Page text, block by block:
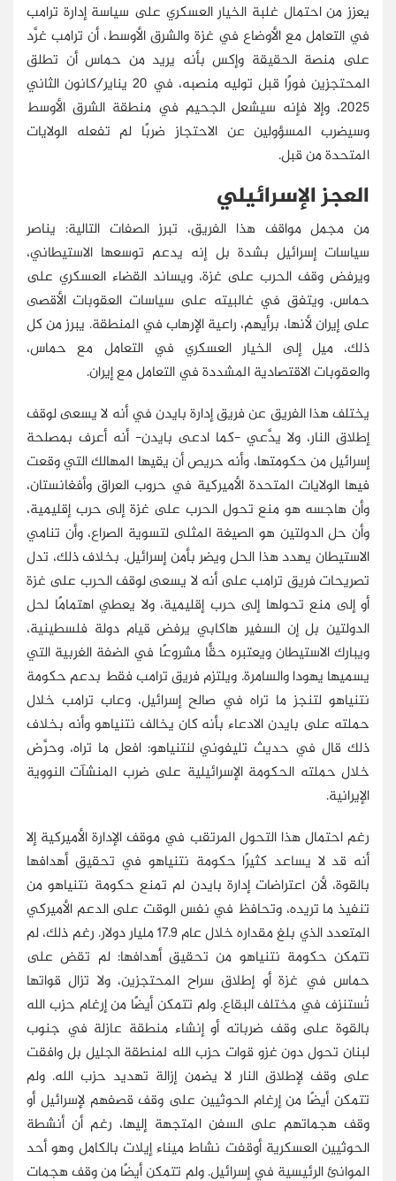
يعزز من احتمال غلبة الخيار العسكري على سياسة إدارة ترامب
في التعامل مع الأوضاع في غزة والشرق الأوسط، أن ترامب غرَّد
على منصة الحقيقة وإكس بأنه يريد من حماس أن تطلق
المحتجزين فورًا قبل توليه منصبه، في 20 يناير/كانون الثاني
2025، وإلا فإنه سيشعل الجحيم في منطقة الشرق الأوسط
وسيضرب المسؤولين عن الاحتجاز ضربًا لم تفعله الولايات
المتحدة من قبل.
العجز الإسرائيلي
من مجمل مواقف هذا الفريق، تبرز الصفات التالية: يناصر
سياسات إسرائيل بشدة بل إنه يدعم توسعها الاستيطاني،
ويرفض وقف الحرب على غزة، ويساند القضاء العسكري على
حماس، ويتفق في غالبيته على سياسات العقوبات الأقصى
على إيران لأنها، برأيهم، راعية الإرهاب في المنطقة. يبرز من كل
ذلك، ميل إلى الخيار العسكري في التعامل مع حماس،
والعقوبات الاقتصادية المشددة في التعامل مع إيران.
يختلف هذا الفريق عن فريق إدارة بايدن في أنه لا يسعى لوقف
إطلاق النار، ولا يدَّعي -كما ادعى بايدن- أنه أعرف بمصلحة
إسرائيل من حكومتها، وأنه حريص أن يقيها المهالك التي وقعت
فيها الولايات المتحدة الأميركية في حروب العراق وأفغانستان،
وأن هاجسه هو منع تحول الحرب على غزة إلى حرب إقليمية،
وأن حل الدولتين هو الصيغة المثلى لتسوية الصراع، وأن تنامي
الاستيطان يهدد هذا الحل ويضر بأمن إسرائيل. بخلاف ذلك، تدل
تصريحات فريق ترامب على أنه لا يسعى لوقف الحرب على غزة
أو إلى منع تحولها إلى حرب إقليمية، ولا يعطي اهتمامًا لحل
الدولتين بل إن السفير هاكابي يرفض قيام دولة فلسطينية،
ويبارك الاستيطان ويعتبره حقًّا مشروعًا في الضفة الغربية التي
يسميها يهودا والسامرة. ويلتزم فريق ترامب فقط بدعم حكومة
نتنياهو لتنجز ما تراه في صالح إسرائيل، وعاب ترامب خلال
حملته على بايدن الادعاء بأنه كان يخالف نتنياهو وأنه بخلاف
ذلك قال في حديث تليفوني لنتنياهو: افعل ما تراه، وحرَّض
خلال حملته الحكومة الإسرائيلية على ضرب المنشآت النووية
الإيرانية.
رغم احتمال هذا التحول المرتقب في موقف الإدارة الأميركية إلا
أنه قد لا يساعد كثيرًا حكومة نتنياهو في تحقيق أهدافها
بالقوة، لأن اعتراضات إدارة بايدن لم تمنع حكومة نتنياهو من
تنفيذ ما تريده، وتحافظ في نفس الوقت على الدعم الأميركي
المتعدد الذي بلغ مقداره خلال عام 17.9 مليار دولار. رغم ذلك، لم
تتمكن حكومة نتنياهو من تحقيق أهدافها: لم تقض على
حماس في غزة أو إطلاق سراح المحتجزين، ولا تزال قواتها
تُستنزف في مختلف البقاع. ولم تتمكن أيضًا من إرغام حزب الله
بالقوة على وقف ضرباته أو إنشاء منطقة عازلة في جنوب
لبنان تحول دون غزو قوات حزب الله لمنطقة الجليل بل وافقت
على وقف لإطلاق النار لا يضمن إزالة تهديد حزب الله. ولم
تتمكن أيضًا من إرغام الحوثيين على وقف قصفهم لإسرائيل أو
وقف هجماتهم على السفن المتجهة إليها، رغم أن أنشطة
الحوثيين العسكرية أوقفت نشاط ميناء إيلات بالكامل وهو أحد
الموانئ الرئيسية في إسرائيل. ولم تتمكن أيضًا من وقف هجمات